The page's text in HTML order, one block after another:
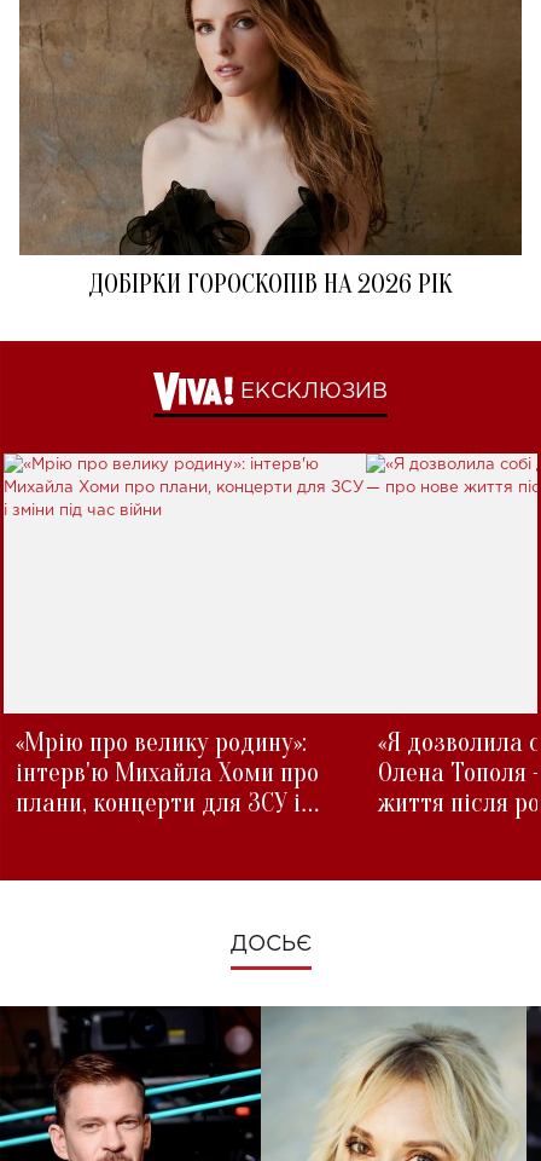
ДОБІРКИ ГОРОСКОПІВ НА 2026 РІК
ЕКСКЛЮЗИВ
«Мрію про велику родину»:
інтерв'ю Михайла Хоми про
плани, концерти для ЗСУ і
«Я дозволила
Олена Тополя
життя після
ДОСЬЄ